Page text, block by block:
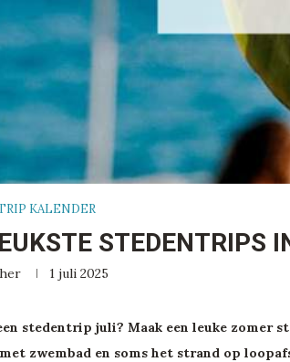
KALENDER
STEDENTRIPS
1 juli 2025
stedentrip juli? Maak een leuke zomer
zwembad en soms het strand op